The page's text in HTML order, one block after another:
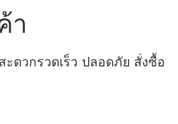
า
ดวกรวดเร็ว ปลอดภัย สั่งซื้อ